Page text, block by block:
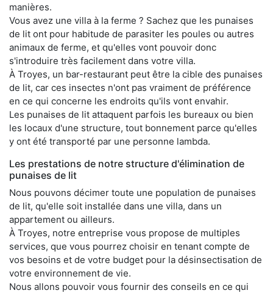
manières.
Vous avez une villa à la ferme ? Sachez que les punaises
de lit ont pour habitude de parasiter les poules ou autres
animaux de ferme, et qu'elles vont pouvoir donc
s'introduire très facilement dans votre villa.
À Troyes, un bar-restaurant peut être la cible des punaises
de lit, car ces insectes n'ont pas vraiment de préférence
en ce qui concerne les endroits qu'ils vont envahir.
Les punaises de lit attaquent parfois les bureaux ou bien
les locaux d'une structure, tout bonnement parce qu'elles
y ont été transporté par une personne lambda.
Les prestations de notre structure d'élimination de
punaises de lit
Nous pouvons décimer toute une population de punaises
de lit, qu'elle soit installée dans une villa, dans un
appartement ou ailleurs.
À Troyes, notre entreprise vous propose de multiples
services, que vous pourrez choisir en tenant compte de
vos besoins et de votre budget pour la désinsectisation de
votre environnement de vie.
Nous allons pouvoir vous fournir des conseils en ce qui